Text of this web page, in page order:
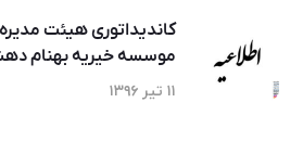
کاندیداتوری هیئت مدیره
موسسه خیریه بهنام
۱۱ تیر ۱۳۹۶